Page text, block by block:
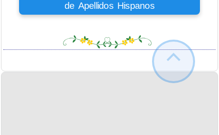
de Apellidos Hispanos